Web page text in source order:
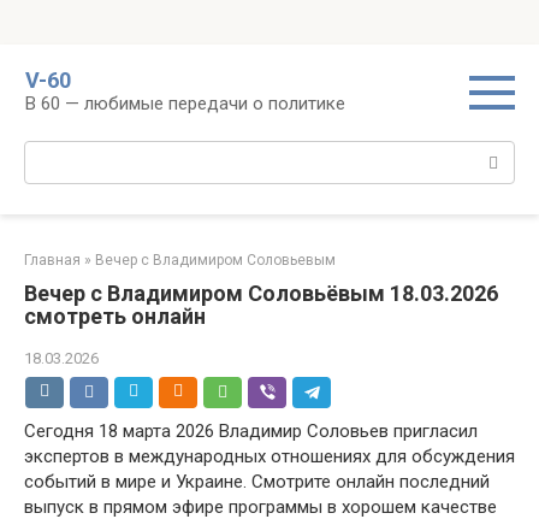
контенту
V-60
В 60 — любимые передачи о политике
Поиск:
Главная » Вечер с Владимиром Соловьевым
Вечер с Владимиром Соловьёвым 18.03.2026
смотреть онлайн
18.03.2026
Сегодня 18 марта 2026 Владимир Соловьев пригласил
экспертов в международных отношениях для обсуждения
событий в мире и Украине. Смотрите онлайн последний
выпуск в прямом эфире программы в хорошем качестве